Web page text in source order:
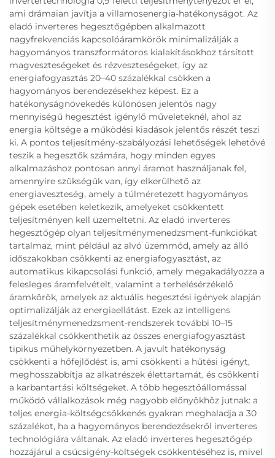
ami drámaian javítja a villamosenergia-hatékonyságot. Az
eladó inverteres hegesztőgépben alkalmazott
nagyfrekvenciás kapcsolóáramkörök minimalizálják a
hagyományos transzformátoros kialakításokhoz társított
magveszteségeket és rézveszteségeket, így az
energiafogyasztás 20–40 százalékkal csökken a
hagyományos berendezésekhez képest. Ez a
hatékonyságnövekedés különösen jelentős nagy
mennyiségű hegesztést igénylő műveleteknél, ahol az
energia költsége a működési kiadások jelentős részét teszi
ki. A pontos teljesítmény-szabályozási lehetőségek lehetővé
teszik a hegesztők számára, hogy minden egyes
alkalmazáshoz pontosan annyi áramot használjanak fel,
amennyire szükségük van, így elkerülhető az
energiaveszteség, amely a túlméretezett hagyományos
gépek esetében keletkezik, amelyeket csökkentett
teljesítményen kell üzemeltetni. Az eladó inverteres
hegesztőgép olyan teljesítménymenedzsment-funkciókat
tartalmaz, mint például az alvó üzemmód, amely az álló
időszakokban csökkenti az energiafogyasztást, az
automatikus kikapcsolási funkció, amely megakadályozza a
felesleges áramfelvételt, valamint a terhelésérzékelő
áramkörök, amelyek az aktuális hegesztési igények alapján
optimalizálják az energiaellátást. Ezek az intelligens
teljesítménymenedzsment-rendszerek további 10–15
százalékkal csökkenthetik az összes energiafogyasztást
tipikus műhelykörnyezetben. A javult hatékonyság
csökkenti a hőfejlődést is, ami csökkenti a hűtési igényt,
meghosszabbítja az alkatrészek élettartamát, és csökkenti
a karbantartási költségeket. A több hegesztőállomással
működő vállalkozások még nagyobb előnyökhöz jutnak: a
teljes energia-költségcsökkenés gyakran meghaladja a 30
százalékot, ha a hagyományos berendezésekről inverteres
technológiára váltanak. Az eladó inverteres hegesztőgép
hozzájárul a csúcsigény-költségek csökkentéséhez is, mivel